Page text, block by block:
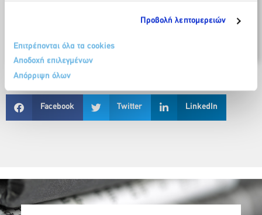
Προβολή λεπτομερειών
Επιτρέπονται όλα τα cookies
Αποδοχή επιλεγμένων
Απόρριψη όλων
Για να δείτε τα διαθέσιμα στοιχεία αεροπορικών και
Facebook Twitter LinkedIn